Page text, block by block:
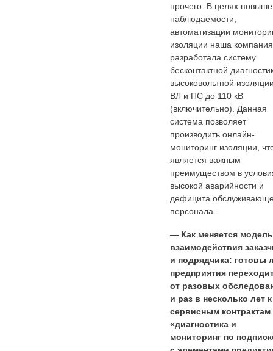
прочего. В целях
наблюдаемости,
автоматизации
изоляции наша компания
разработала систему
бесконтактной
высоковольтной
ВЛ и ПС до 110 кВ
(включительно). Данная
система позволяет
производить онлайн-
мониторинг изоляции,
является важным
преимуществом в
высокой аварийности и
дефицита
персонала.
— Как меняется модель
взаимодействия
и подрядчика: готовы
предприятия
от разовых
и раз в несколько лет к
сервисным контрактам
«диагностика и
мониторинг по